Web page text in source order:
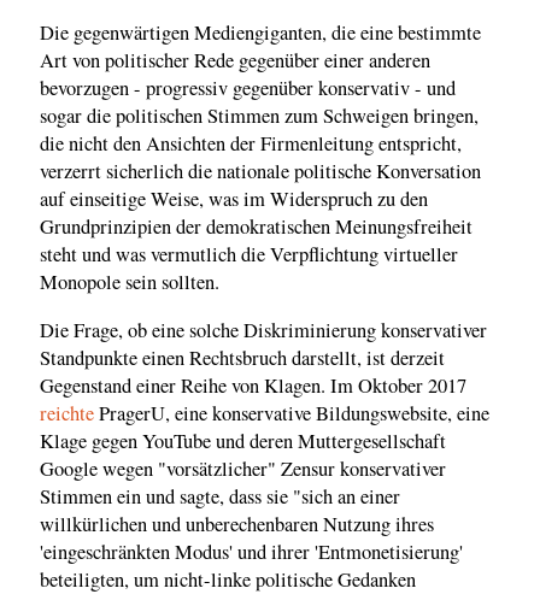
Die gegenwärtigen Mediengiganten, die eine bestimmte
Art von politischer Rede gegenüber einer anderen
bevorzugen - progressiv gegenüber konservativ - und
sogar die politischen Stimmen zum Schweigen bringen,
die nicht den Ansichten der Firmenleitung entspricht,
verzerrt sicherlich die nationale politische Konversation
auf einseitige Weise, was im Widerspruch zu den
Grundprinzipien der demokratischen Meinungsfreiheit
steht und was vermutlich die Verpflichtung virtueller
Monopole sein sollten.
Die Frage, ob eine solche Diskriminierung konservativer
Standpunkte einen Rechtsbruch darstellt, ist derzeit
Gegenstand einer Reihe von Klagen. Im Oktober 2017
reichtePragerU, eine konservative Bildungswebsite, eine
Klage gegen YouTube und deren Muttergesellschaft
Google wegen "vorsätzlicher" Zensur konservativer
Stimmen ein und sagte, dass sie "sich an einer
willkürlichen und unberechenbaren Nutzung ihres
'eingeschränkten Modus' und ihrer 'Entmonetisierung'
beteiligten, um nicht-linke politische Gedanken